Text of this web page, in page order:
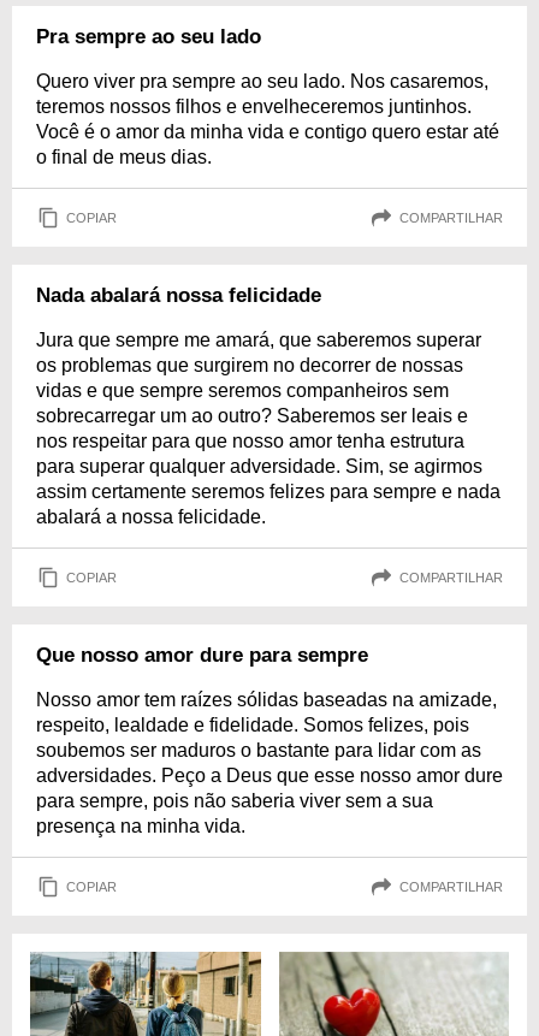
Pra sempre ao seu lado
Quero viver pra sempre ao seu lado. Nos casaremos,
teremos nossos filhos e envelheceremos juntinhos.
Você é o amor da minha vida e contigo quero estar até
o final de meus dias.
COPIAR COMPARTILHAR
Nada abalará nossa felicidade
Jura que sempre me amará, que saberemos superar
os problemas que surgirem no decorrer de nossas
vidas e que sempre seremos companheiros sem
sobrecarregar um ao outro? Saberemos ser leais e
nos respeitar para que nosso amor tenha estrutura
para superar qualquer adversidade. Sim, se agirmos
assim certamente seremos felizes para sempre e nada
abalará a nossa felicidade.
COPIAR COMPARTILHAR
Que nosso amor dure para sempre
Nosso amor tem raízes sólidas baseadas na amizade,
respeito, lealdade e fidelidade. Somos felizes, pois
soubemos ser maduros o bastante para lidar com as
adversidades. Peço a Deus que esse nosso amor dure
para sempre, pois não saberia viver sem a sua
presença na minha vida.
COPIAR COMPARTILHAR